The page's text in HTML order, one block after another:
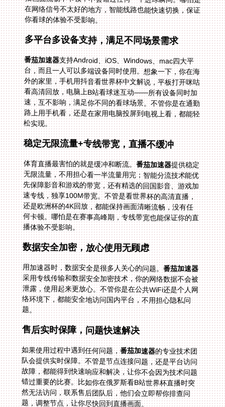
你看球的体验不受影响。
多平台多设备支持，满足不同场景需求
番茄加速器支持Android、iOS、Windows、mac四大平
台，而且一人可以多端设备同时使用。想象一下，你在海
外的家里，手机用抖音看世界杯中文解说，平板打开咪咕
看高清回放，电脑上B站看球迷互动——所有设备同时加
速，互不影响，满足你不同的看球场景。不管你是在通勤
路上用手机看，还是在家用电脑投屏到电视上看，都能轻
松实现。
稳定无限流量+专线带宽，直播不缓冲
体育直播最害怕的就是缓冲和断流。番茄加速器提供稳定
无限流量，不用担心看一半流量用完；智能分流技术能优
先保障影音和游戏的带宽，还有精选的回国影音、游戏加
速专线，独享100M带宽。不管是看世界杯的高清直播，
还是欧洲杯的4K回放，都能保持画面清晰流畅，没有任
何卡顿。哪怕是在赛事高峰期，专线带宽也能保证你的直
播体验不受影响。
数据安全加密，放心使用无顾虑
用加速器时，数据安全是很多人关心的问题。番茄加速器
采用专线传输和数据安全加密技术，你的网络数据不会被
泄露，使用起来更放心。不管你是在公共WiFi还是个人网
络环境下，都能安全地访问国内平台，不用担心隐私问
题。
售后实时保障，问题快速解决
如果使用过程中遇到任何问题，番茄加速器的专业技术团
队会提供实时保障。不管是节点连接问题，还是平台访问
故障，都能得到快速响应和解决，让你不会因为技术问题
错过重要的比赛。比如你在俄罗斯看B站世界杯直播时突
然无法访问，联系售后团队后，他们会立即帮你排查问
题，调整节点，让你尽快回到直播画面。